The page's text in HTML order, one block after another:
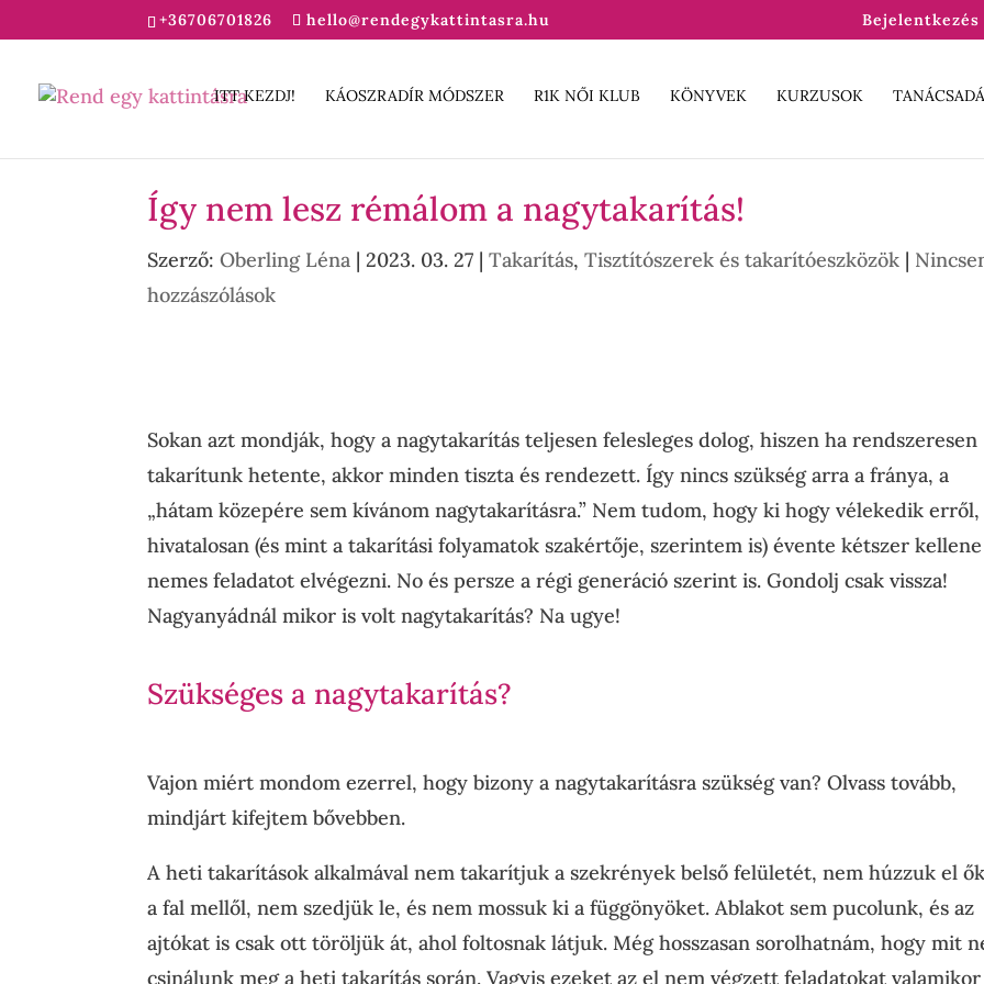
+36706701826 hello@rendegykattintasra.hu
ITT KEZDJ! KÁOSZRADÍR MÓDSZER R1K NŐI KLUB KÖNYVEK KURZUSOK
Így nem lesz rémálom a nagytakarítás!
Szerző:Oberling Léna |2023. 03. 27 |Takarítás,Tisztítószerek és takarítóeszközök |
hozzászólások
Sokan azt mondják, hogy a nagytakarítás teljesen felesleges dolog, hiszen ha rendszeresen
takarítunk hetente, akkor minden tiszta és rendezett. Így nincs szükség arra a fránya, a
„hátam közepére sem kívánom nagytakarításra.” Nem tudom, hogy ki hogy vélekedik
hivatalosan (és mint a takarítási folyamatok szakértője, szerintem is) évente kétszer
nemes feladatot elvégezni. No és persze a régi generáció szerint is. Gondolj csak vissza!
Nagyanyádnál mikor is volt nagytakarítás? Na ugye!
Szükséges a nagytakarítás?
Vajon miért mondom ezerrel, hogy bizony a nagytakarításra szükség van? Olvass tovább,
mindjárt kifejtem bővebben.
A heti takarítások alkalmával nem takarítjuk a szekrények belső felületét, nem húzzuk el
a fal mellől, nem szedjük le, és nem mossuk ki a függönyöket. Ablakot sem pucolunk, és az
ajtókat is csak ott töröljük át, ahol foltosnak látjuk. Még hosszasan sorolhatnám, hogy mit
csinálunk meg a heti takarítás során. Vagyis ezeket az el nem végzett feladatokat valamikor